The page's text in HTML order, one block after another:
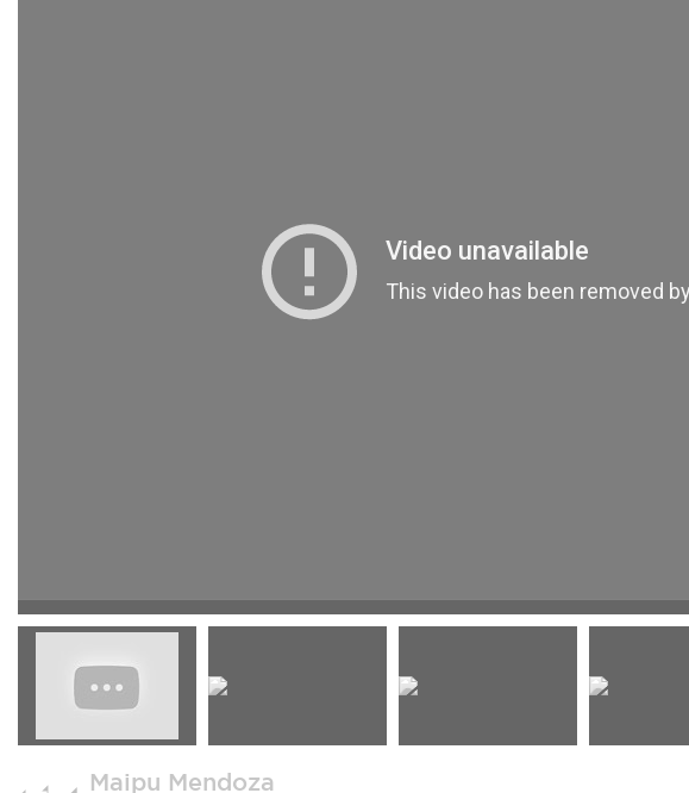
Maipu Mendoza